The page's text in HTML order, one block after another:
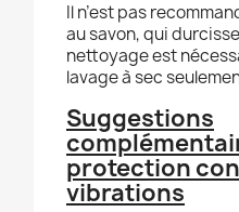
Il n’est pas
au savon, qui
nettoyage est
lavage à sec
Suggestions
protection
vibrations